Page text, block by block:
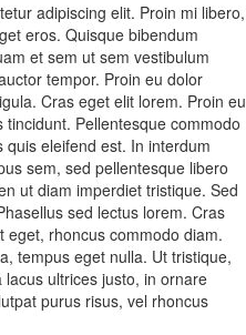
adipiscing elit. Proin mi libero,
eros. Quisque bibendum
et sem ut sem vestibulum
tempor. Proin eu dolor
Cras eget elit lorem. Proin eu
Pellentesque commodo
eleifend est. In interdum
sem, sed pellentesque libero
ut diam imperdiet tristique. Sed
sed lectus lorem. Cras
rhoncus commodo diam.
tempus eget nulla. Ut tristique,
ultrices justo, in ornare
purus risus, vel rhoncus